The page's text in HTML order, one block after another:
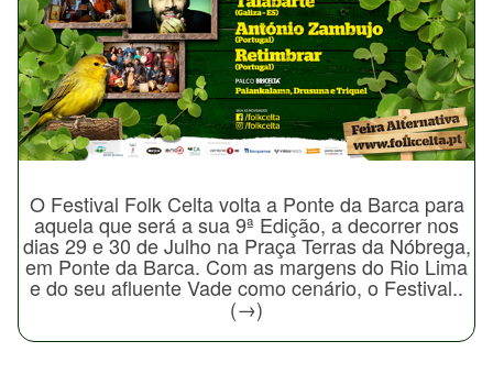
O Festival Folk Celta volta a Ponte da Barca para
aquela que será a sua 9ª Edição, a decorrer nos
dias 29 e 30 de Julho na Praça Terras da Nóbrega,
em Ponte da Barca. Com as margens do Rio Lima
e do seu afluente Vade como cenário, o Festival..
(→)